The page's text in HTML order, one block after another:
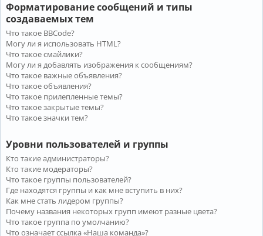
Форматирование сообщений и типы
создаваемых тем
Что такое BBCode?
Могу ли я использовать HTML?
Что такое смайлики?
Могу ли я добавлять изображения к сообщениям?
Что такое важные объявления?
Что такое объявления?
Что такое прилепленные темы?
Что такое закрытые темы?
Что такое значки тем?
Уровни пользователей и группы
Кто такие администраторы?
Кто такие модераторы?
Что такое группы пользователей?
Где находятся группы и как мне вступить в них?
Как мне стать лидером группы?
Почему названия некоторых групп имеют разные цвета?
Что такое группа по умолчанию?
Что означает ссылка «Наша команда»?